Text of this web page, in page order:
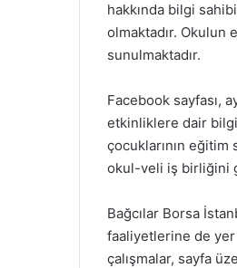
hakkında bilgi
olmaktadır. Okulun
sunulmaktadır.
Facebook sayfası,
etkinliklere dair
çocuklarının eğitim
okul-veli iş birliğini
Bağcılar Borsa
faaliyetlerine de
çalışmalar, sayfa